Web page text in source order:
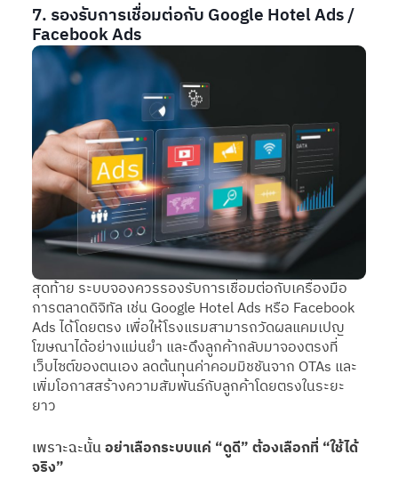
7. รองรับการเชื่อมต่อกับ Google Hotel Ads /
Facebook Ads
สุดท้าย ระบบจองควรรองรับการเชื่อมต่อกับเครื่องมือ
การตลาดดิจิทัล เช่น Google Hotel Ads หรือ Facebook
Ads ได้โดยตรง เพื่อให้โรงแรมสามารถวัดผลแคมเปญ
โฆษณาได้อย่างแม่นยำ และดึงลูกค้ากลับมาจองตรงที่
เว็บไซต์ของตนเอง ลดต้นทุนค่าคอมมิชชันจาก OTAs และ
เพิ่มโอกาสสร้างความสัมพันธ์กับลูกค้าโดยตรงในระยะ
ยาว
เพราะฉะนั้นอย่าเลือกระบบแค่ “ดูดี” ต้องเลือกที่ “ใช้ได้
จริง”